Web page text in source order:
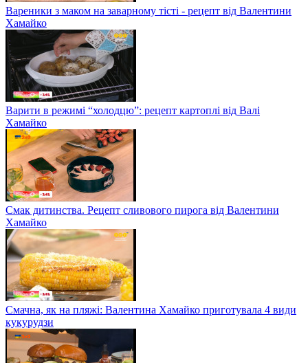
Вареники з маком на заварному тісті - рецепт від Валентини
Хамайко
Варити в режимі “холодцю”: рецепт картоплі від Валі
Хамайко
Смак дитинства. Рецепт сливового пирога від Валентини
Хамайко
Смачна, як на пляжі: Валентина Хамайко приготувала 4 види
кукурудзи